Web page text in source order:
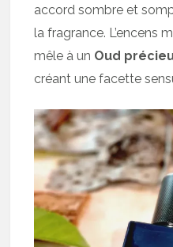
accord sombre et
la fragrance. L’encens
mêle à un Oud
créant une facette